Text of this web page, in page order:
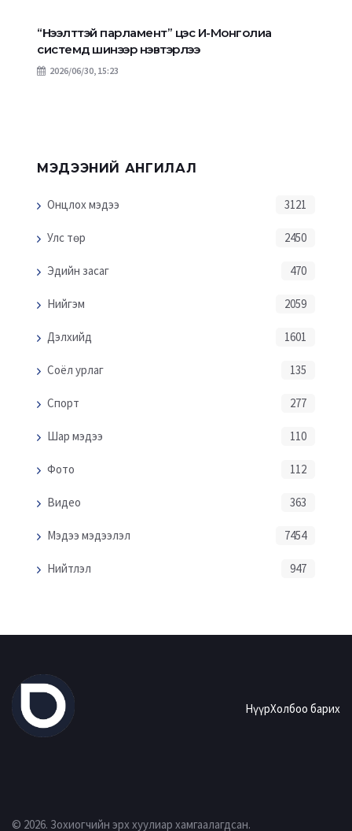
“Нээлттэй парламент” цэс И-Монголиа
системд шинээр нэвтэрлээ
2026/06/30, 15:23
МЭДЭЭНИЙ АНГИЛАЛ
Онцлох мэдээ 3121
Улс төр 2450
Эдийн засаг 470
Нийгэм 2059
Дэлхийд 1601
Соёл урлаг 135
Спорт 277
Шар мэдээ 110
Фото 112
Видео 363
Мэдээ мэдээлэл 7454
Нийтлэл 947
НүүрХолбоо барих
© 2026. Зохиогчийн эрх хуулиар хамгаалагдсан.